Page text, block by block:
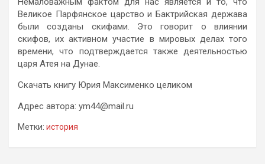
Великое Парфянское царство и Бактрийская держава
были созданы скифами. Это говорит о влиянии
скифов, их активном участие в мировых делах того
времени, что подтверждается также деятельностью
царя Атея на Дунае.
Скачать книгу Юрия Максименко целиком
Адрес автора: ym44@mail.ru
Метки: история